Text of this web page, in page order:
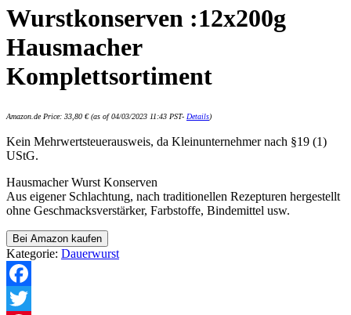
Wurstkonserven :12x200g
Hausmacher
Komplettsortiment
Amazon.de Price: 33,80 €(as of 04/03/2023 11:43 PST- Details)
Kein Mehrwertsteuerausweis, da Kleinunternehmer nach §19 (1)
UStG.
Hausmacher Wurst Konserven
Aus eigener Schlachtung, nach traditionellen Rezepturen hergestellt
ohne Geschmacksverstärker, Farbstoffe, Bindemittel usw.
Bei Amazon kaufen
Kategorie: Dauerwurst
Facebook